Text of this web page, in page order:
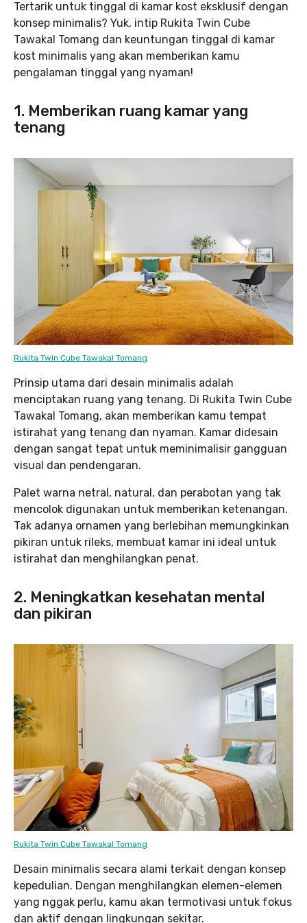
Tertarik untuk tinggal di kamar kost eksklusif dengan
konsep minimalis? Yuk, intip Rukita Twin Cube
Tawakal Tomang dan keuntungan tinggal di kamar
kost minimalis yang akan memberikan kamu
pengalaman tinggal yang nyaman!
1. Memberikan ruang kamar yang
tenang
Rukita Twin Cube Tawakal Tomang
Prinsip utama dari desain minimalis adalah
menciptakan ruang yang tenang. Di Rukita Twin Cube
Tawakal Tomang, akan memberikan kamu tempat
istirahat yang tenang dan nyaman. Kamar didesain
dengan sangat tepat untuk meminimalisir gangguan
visual dan pendengaran.
Palet warna netral, natural, dan perabotan yang tak
mencolok digunakan untuk memberikan ketenangan.
Tak adanya ornamen yang berlebihan memungkinkan
pikiran untuk rileks, membuat kamar ini ideal untuk
istirahat dan menghilangkan penat.
2. Meningkatkan kesehatan mental
dan pikiran
Rukita Twin Cube Tawakal Tomang
Desain minimalis secara alami terkait dengan konsep
kepedulian. Dengan menghilangkan elemen-elemen
yang nggak perlu, kamu akan termotivasi untuk fokus
dan aktif dengan lingkungan sekitar.